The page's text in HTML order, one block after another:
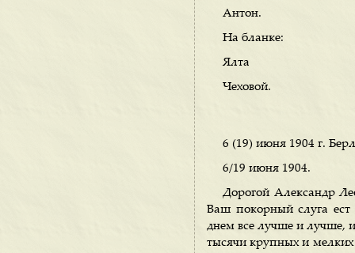
Антон.
На бланке:
Ялта
Чеховой.
6 (19) июня 1904 г.
6/19 июня 1904.
Дорогой Александр
Ваш покорный слуга ест
днем все лучше и лучше,
тысячи крупных и